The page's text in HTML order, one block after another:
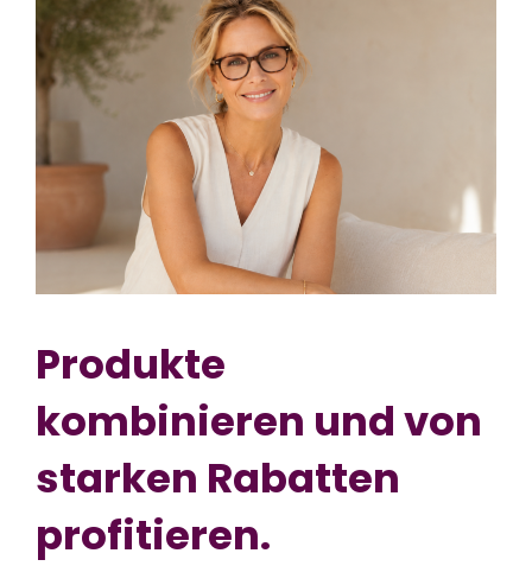
Produkte
kombinieren undvon
starken Rabatten
profitieren.